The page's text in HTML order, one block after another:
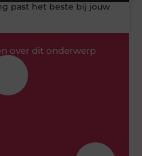
past het beste bij jouw
over dit onderwerp